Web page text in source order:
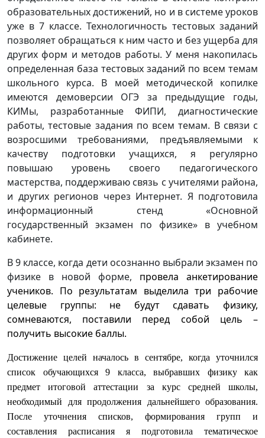
образовательных достижений, но и в системе уроков
уже в 7 классе. Технологичность тестовых заданий
позволяет обращаться к ним часто и без ущерба для
других форм и методов работы. У меня накопилась
определенная база тестовых заданий по всем темам
школьного курса. В моей методической копилке
имеются демоверсии ОГЭ за предыдущие годы,
КИМы, разработанные ФИПИ, диагностические
работы, тестовые задания по всем темам. В связи с
возросшими требованиями, предъявляемыми к
качеству подготовки учащихся, я регулярно
повышаю уровень своего педагогического
мастерства, поддерживаю связь с учителями района,
и других регионов через Интернет. Я подготовила
информационный стенд «Основной
государственный экзамен по физике» в учебном
кабинете.
В 9 классе, когда дети осознанно выбрали экзамен по
физике в новой форме, провела анкетирование
учеников. По результатам выделила три рабочие
целевые группы: не будут сдавать физику,
сомневаются, поставили перед собой цель –
получить высокие баллы.
Достижение целей началось в сентябре, когда уточнился
список обучающихся 9 класса, выбравших физику как
предмет итоговой аттестации за курс средней школы,
необходимый для продолжения дальнейшего образования.
После уточнения списков, формирования групп и
составления расписания я подготовила тематическое